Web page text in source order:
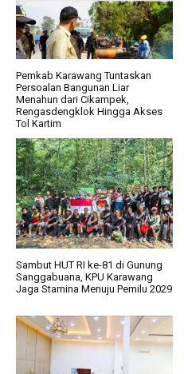
Pemkab Karawang Tuntaskan
Persoalan Bangunan Liar
Menahun dari Cikampek,
Rengasdengklok Hingga Akses
Tol Kartim
Sambut HUT RI ke-81 di Gunung
Sanggabuana, KPU Karawang
Jaga Stamina Menuju Pemilu 2029